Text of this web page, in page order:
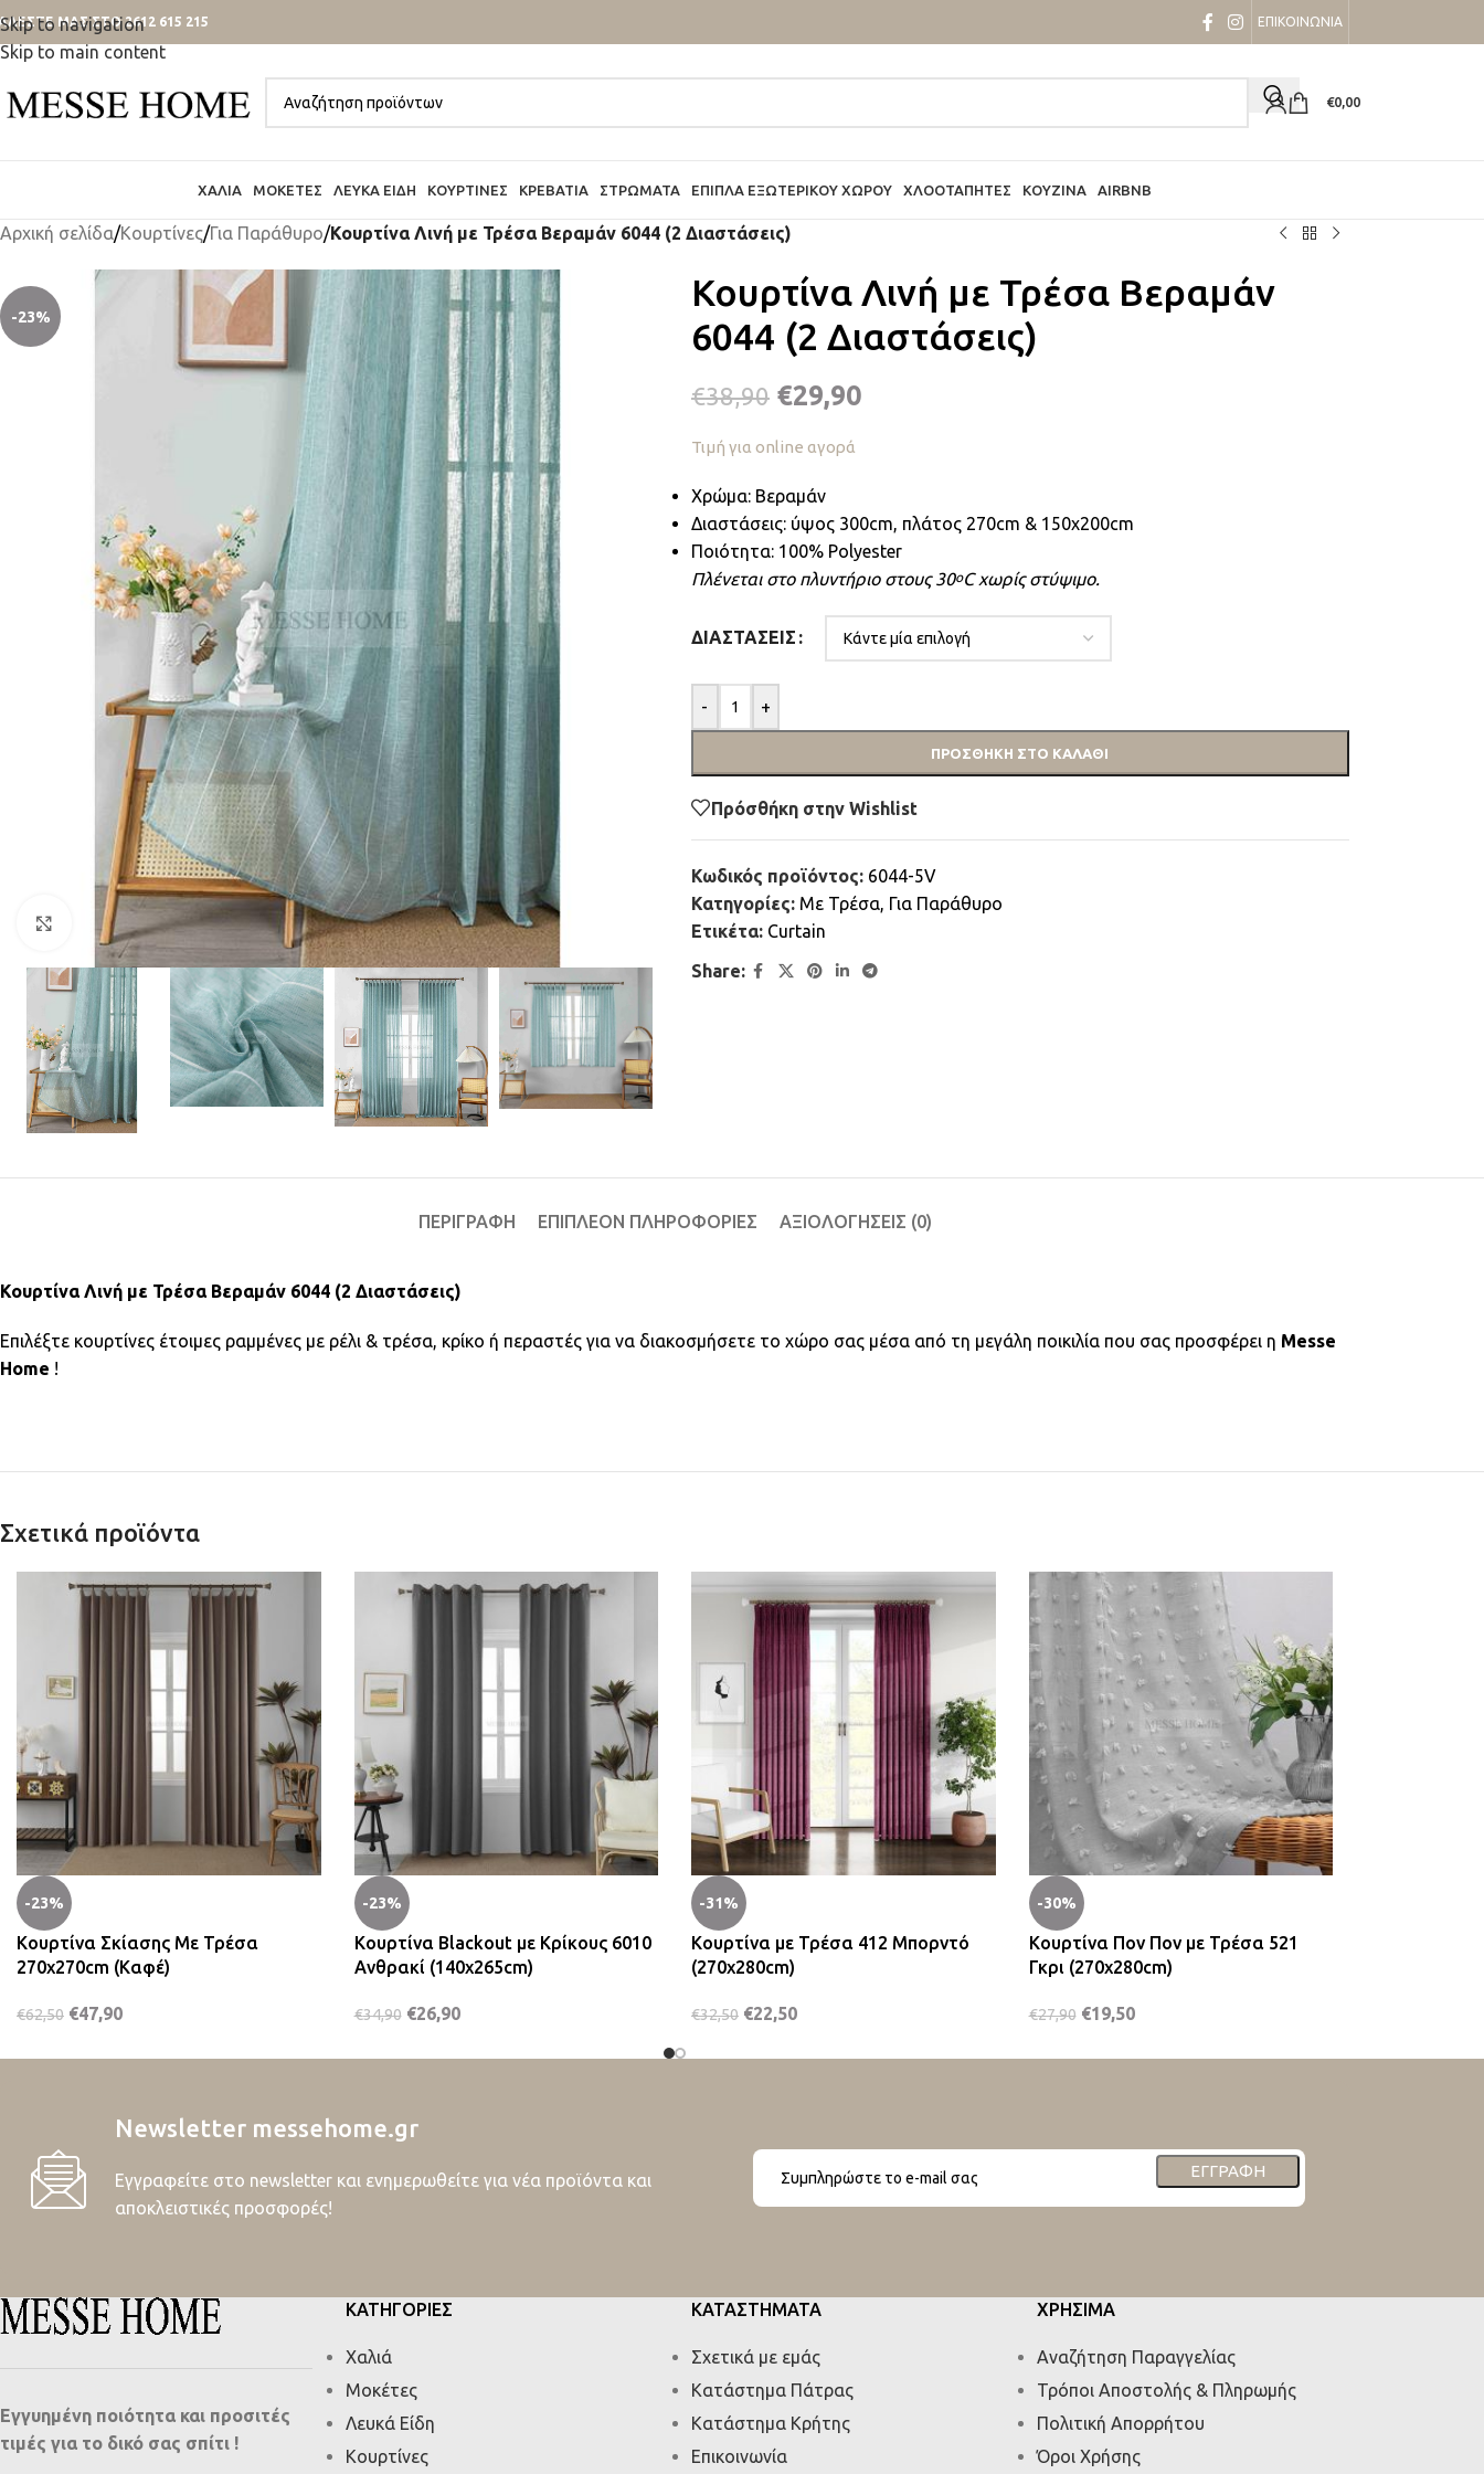
Skip to navigation
Skip to main content
ΜΑΣ ΣΤΟ 2612 615 215 ΕΠΙΚΟΙΝΩΝΙΑ
€0,00
ΧΑΛΙΆ ΜΟΚΈΤΕΣ ΛΕΥΚΆ ΕΊΔΗ ΚΟΥΡΤΊΝΕΣ ΚΡΕΒΆΤΙΑ ΣΤΡΏΜΑΤΑ ΈΠΙΠΛΑ ΕΞΩΤΕΡΙΚΟΎ ΧΏΡΟΥ ΧΛΟΟΤΆΠΗΤΕΣ ΚΟΥΖΊΝΑ AIRBNB
Αρχική σελίδα/Κουρτίνες/Για Παράθυρο/Κουρτίνα Λινή με Τρέσα Βεραμάν 6044 (2 Διαστάσεις)
-23%
Κλικ για μεγέθυνση
Κουρτίνα Λινή με Τρέσα Βεραμάν
6044 (2 Διαστάσεις)
€38,90 €29,90
Τιμή για online αγορά
Χρώμα: Βεραμάν
Διαστάσεις: ύψος 300cm, πλάτος 270cm & 150x200cm
Ποιότητα: 100% Polyester
Πλένεται στο πλυντήριο στους 30οC χωρίς στύψιμο.
ΔΙΑΣΤΆΣΕΙΣ
- +
ΠΡΟΣΘΉΚΗ ΣΤΟ ΚΑΛΆΘΙ
Πρόσθήκη στην Wishlist
Κωδικός προϊόντος: 6044-5V
Κατηγορίες: Mε Τρέσα, Για Παράθυρο
Ετικέτα: Curtain
Share:
ΠΕΡΙΓΡΑΦΉ ΕΠΙΠΛΈΟΝ ΠΛΗΡΟΦΟΡΊΕΣ ΑΞΙΟΛΟΓΉΣΕΙΣ (0)
Κουρτίνα Λινή με Τρέσα Βεραμάν 6044 (2 Διαστάσεις)
Επιλέξτε κουρτίνες έτοιμες ραμμένες με ρέλι & τρέσα, κρίκο ή περαστές για να διακοσμήσετε το χώρο σας μέσα από τη μεγάλη ποικιλία που σας προσφέρει η Messe
Home !
Σχετικά προϊόντα
-23%
Κουρτίνα Σκίασης Με Τρέσα
270x270cm (Καφέ)
€62,50 €47,90
-23%
Κουρτίνα Blackout με Κρίκους 6010
Ανθρακί (140x265cm)
€34,90 €26,90
-31%
Κουρτίνα με Τρέσα 412 Μπορντό
(270x280cm)
€32,50 €22,50
-30%
Κουρτίνα Πον Πον με Τρέσα 521
Γκρι (270x280cm)
€27,90 €19,50
Newsletter messehome.gr
Εγγραφείτε στο newsletter και ενημερωθείτε για νέα προϊόντα και
αποκλειστικές προσφορές!
ΕΓΓΡΑΦΉ
Εγγυημένη ποιότητα και προσιτές
τιμές για το δικό σας σπίτι !
ΚΑΤΗΓΟΡΙΕΣ
Χαλιά
Μοκέτες
Λευκά Είδη
Κουρτίνες
ΚΑΤΑΣΤΗΜΑΤΑ
Σχετικά με εμάς
Κατάστημα Πάτρας
Κατάστημα Κρήτης
Επικοινωνία
ΧΡΗΣΙΜΑ
Αναζήτηση Παραγγελίας
Τρόποι Αποστολής & Πληρωμής
Πολιτική Απορρήτου
Όροι Χρήσης